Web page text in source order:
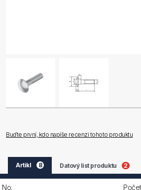
Buďte první, kdo napíše recenzi tohoto produktu
Artikl 8 Datový list produktu 2
No.